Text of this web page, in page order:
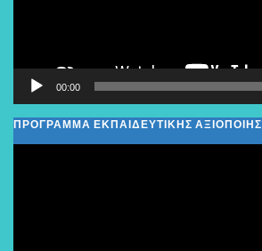
00:00
ΠΡΟΓΡΑΜΜΑ ΕΚΠΑΙΔΕΥΤΙΚΗΣ